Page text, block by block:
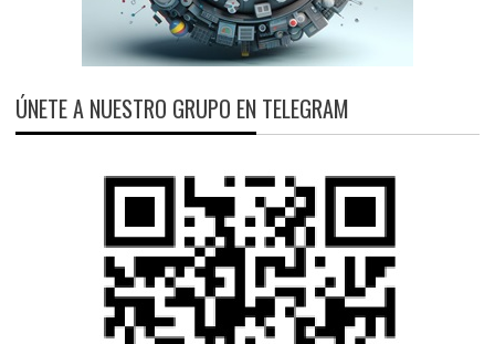
ÚNETE A NUESTRO GRUPO EN TELEGRAM